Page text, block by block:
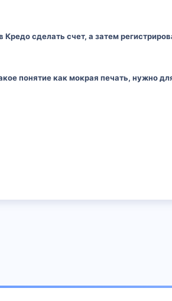
сделать счет, а затем
понятие как мокрая печать, нужно